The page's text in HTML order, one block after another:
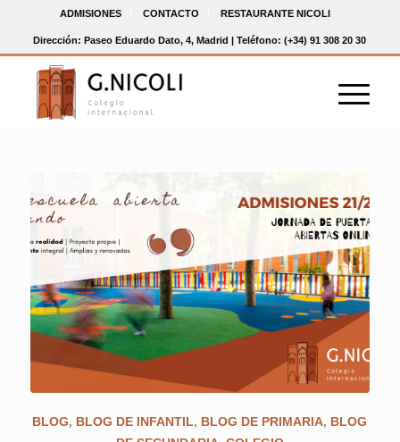
ADMISIONES CONTACTO RESTAURANTE NICOLI
Dirección: Paseo Eduardo Dato, 4, Madrid | Teléfono: (+34) 91 308 20 30
BLOG, BLOG DE INFANTIL, BLOG DE PRIMARIA, BLOG